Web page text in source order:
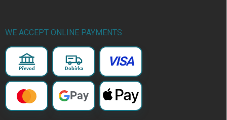
WE ACCEPT ONLINE PAYMENTS
Převod Dobírka VISA
Pay